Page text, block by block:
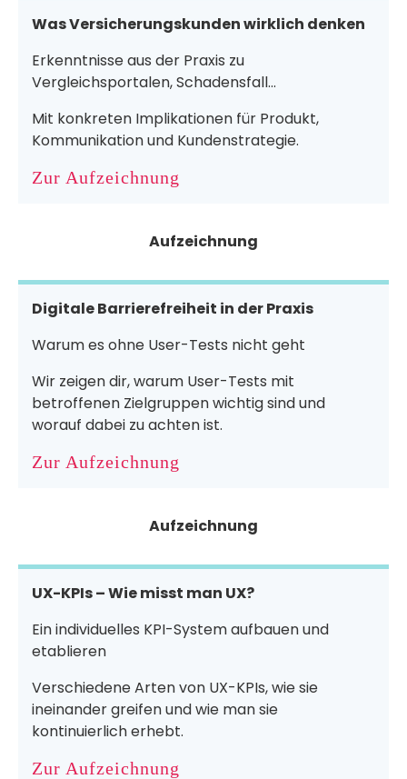
Was Versicherungskunden wirklich denken
Erkenntnisse aus der Praxis zu
Vergleichsportalen, Schadensfall...
Mit konkreten Implikationen für Produkt,
Kommunikation und Kundenstrategie.
Zur Aufzeichnung
Aufzeichnung
Digitale Barrierefreiheit in der Praxis
Warum es ohne User-Tests nicht geht
Wir zeigen dir, warum User-Tests mit
betroffenen Zielgruppen wichtig sind und
worauf dabei zu achten ist.
Zur Aufzeichnung
Aufzeichnung
UX-KPIs – Wie misst man UX?
Ein individuelles KPI-System aufbauen und
etablieren
Verschiedene Arten von UX-KPIs, wie sie
ineinander greifen und wie man sie
kontinuierlich erhebt.
Zur Aufzeichnung